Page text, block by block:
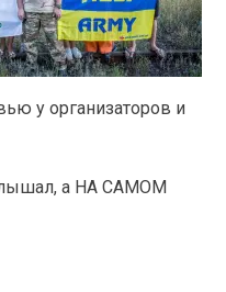
у организаторов и
а НА САМОМ